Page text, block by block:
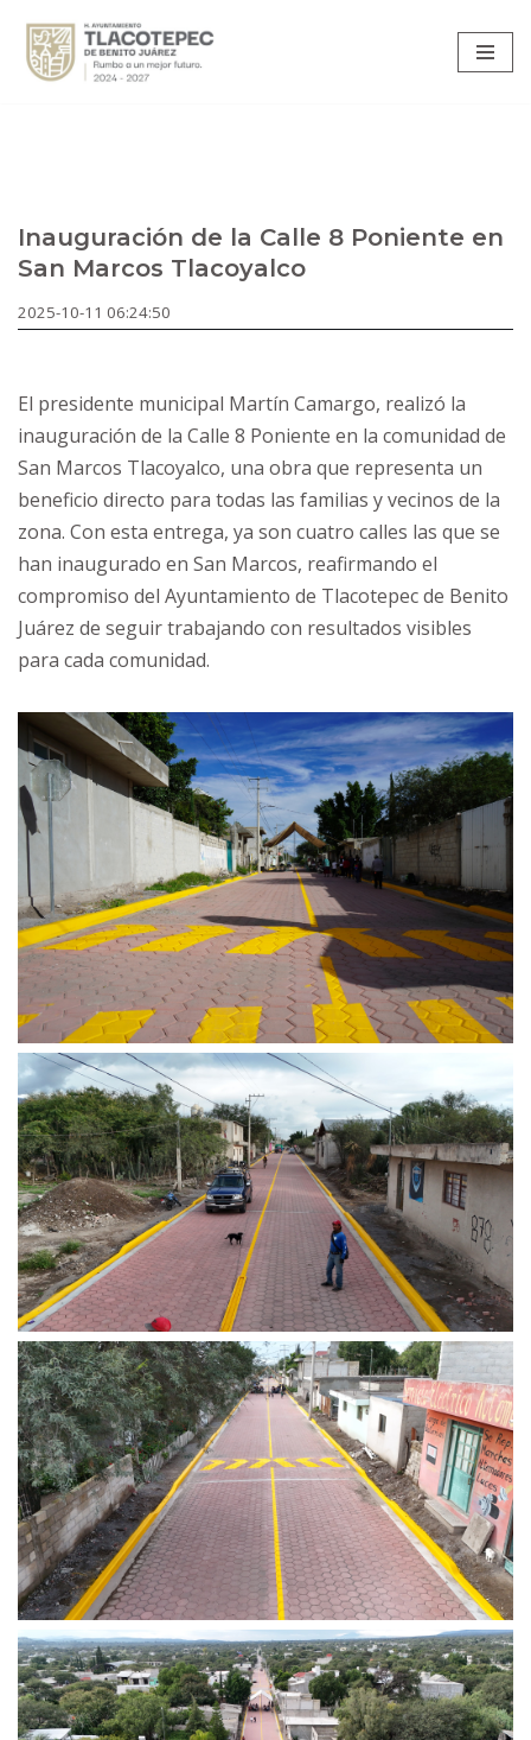
Saltar
Inauguración de la Calle 8 Poniente en
San Marcos Tlacoyalco
2025-10-11 06:24:50
El presidente municipal Martín Camargo, realizó la
inauguración de la Calle 8 Poniente en la comunidad de
San Marcos Tlacoyalco, una obra que representa un
beneficio directo para todas las familias y vecinos de la
zona. Con esta entrega, ya son cuatro calles las que se
han inaugurado en San Marcos, reafirmando el
compromiso del Ayuntamiento de Tlacotepec de Benito
Juárez de seguir trabajando con resultados visibles
para cada comunidad.